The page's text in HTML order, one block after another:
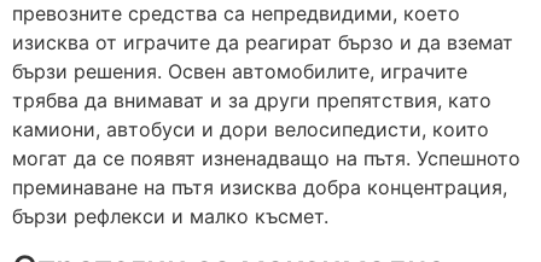
превозните средства са непредвидими, което
изисква от играчите да реагират бързо и да вземат
бързи решения. Освен автомобилите, играчите
трябва да внимават и за други препятствия, като
камиони, автобуси и дори велосипедисти, които
могат да се появят изненадващо на пътя. Успешното
преминаване на пътя изисква добра концентрация,
бързи рефлекси и малко късмет.